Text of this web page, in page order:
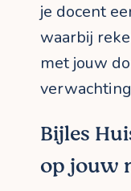
je docent
waarbij
met jouw
Bijles
op jouw